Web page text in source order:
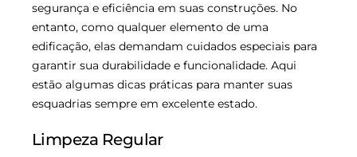
segurança e eficiência em suas construções. No
entanto, como qualquer elemento de uma
edificação, elas demandam cuidados especiais para
garantir sua durabilidade e funcionalidade. Aqui
estão algumas dicas práticas para manter suas
esquadrias sempre em excelente estado.
Limpeza Regular